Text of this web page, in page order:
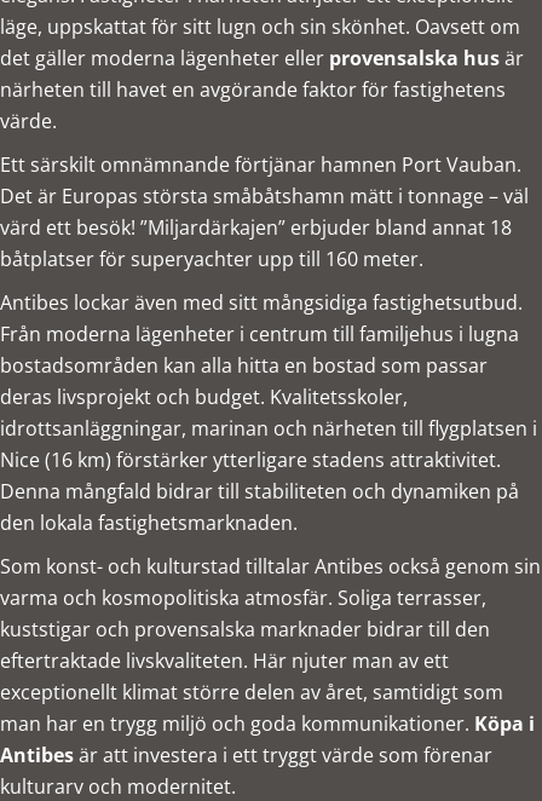
läge, uppskattat för sitt lugn och sin skönhet. Oavsett om
det gäller moderna lägenheter eller provensalska husär
närheten till havet en avgörande faktor för fastighetens
värde.
Ett särskilt omnämnande förtjänar hamnen Port Vauban.
Det är Europas största småbåtshamn mätt i tonnage – väl
värd ett besök! ”Miljardärkajen” erbjuder bland annat 18
båtplatser för superyachter upp till 160 meter.
Antibes lockar även med sitt mångsidiga fastighetsutbud.
Från moderna lägenheter i centrum till familjehus i lugna
bostadsområden kan alla hitta en bostad som passar
deras livsprojekt och budget. Kvalitetsskoler,
idrottsanläggningar, marinan och närheten till flygplatsen i
Nice (16 km) förstärker ytterligare stadens attraktivitet.
Denna mångfald bidrar till stabiliteten och dynamiken på
den lokala fastighetsmarknaden.
Som konst- och kulturstad tilltalar Antibes också genom sin
varma och kosmopolitiska atmosfär. Soliga terrasser,
kuststigar och provensalska marknader bidrar till den
eftertraktade livskvaliteten. Här njuter man av ett
exceptionellt klimat större delen av året, samtidigt som
man har en trygg miljö och goda kommunikationer. Köpa i
Antibesär att investera i ett tryggt värde som förenar
kulturarv och modernitet.